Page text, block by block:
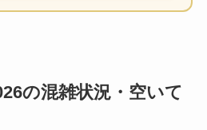
の混雑状況・空いて